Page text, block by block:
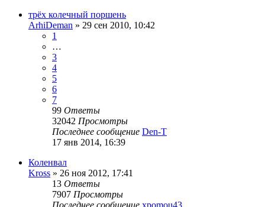
трёх колечный поршень
ArhiDeman » 29 сен 2010, 10:42
1
…
3
4
5
6
7
99 Ответы
32042 Просмотры
Последнее сообщение Den-T
17 янв 2014, 16:39
Коленвал
Kross » 26 ноя 2012, 17:41
13 Ответы
7907 Просмотры
Последнее сообщение xpomou43